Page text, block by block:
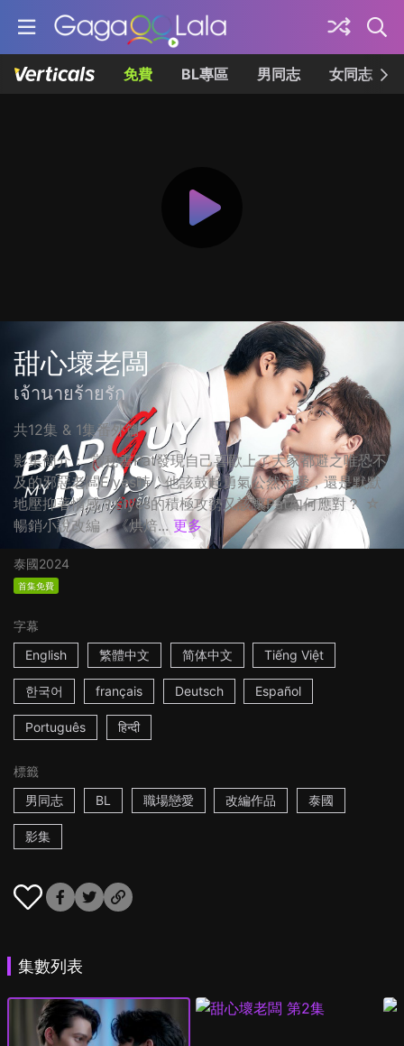
免費 BL專區 男同志 女同志
甜心壞老闆
เจ้านายร้ายรัก
共12集 & 1集番外篇
影集簡介： 當秘書Pat發現自己喜歡上了大家都避之唯恐不
及的邪惡老闆Elyes時，他該鼓起勇氣公然示愛，還是默默
地壓抑著情感？Elyes的積極攻勢又該讓Pat如何應對？ ☆
暢銷小說改編，《烘焙... 更多
泰國2024
首集免費
字幕
English
繁體中文 简体中文 Tiếng Việt
한국어 français Deutsch Español
Português हिन्दी
標籤
男同志
BL 職場戀愛 改編作品 泰國
影集
集數列表